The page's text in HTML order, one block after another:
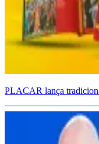
PLACAR lança